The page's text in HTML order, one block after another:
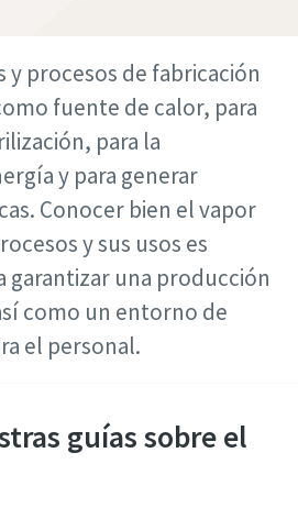
y procesos de fabricación
fuente de calor, para
para la
y para generar
Conocer bien el vapor
y sus usos es
garantizar una producción
como un entorno de
el personal.
guías sobre el